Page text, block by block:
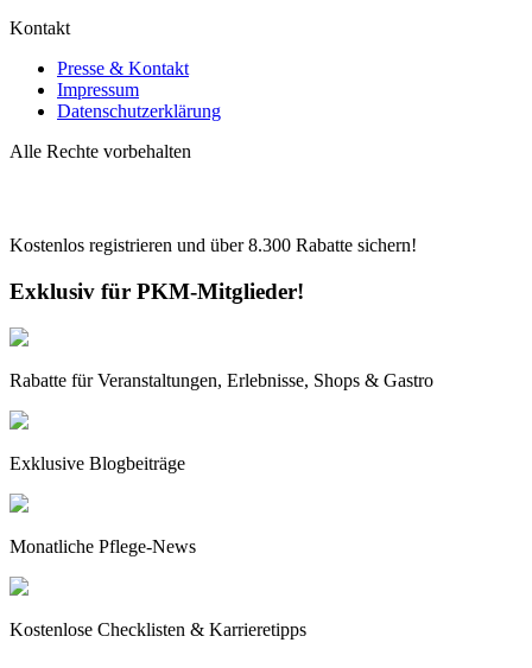
Kontakt
Presse & Kontakt
Impressum
Datenschutzerklärung
Alle Rechte vorbehalten
Kostenlos registrieren und über8.300 Rabatte sichern!
Exklusiv für PKM-Mitglieder!
Rabatte für Veranstaltungen, Erlebnisse, Shops & Gastro
Exklusive Blogbeiträge
Monatliche Pflege-News
Kostenlose Checklisten & Karrieretipps